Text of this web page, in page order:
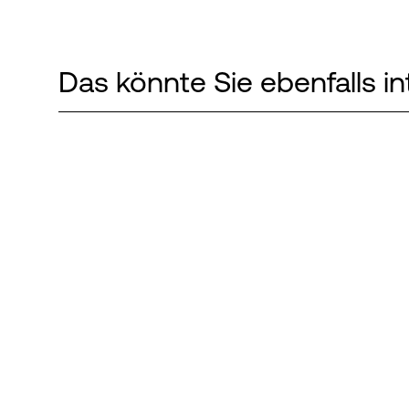
Das könnte Sie ebenfalls